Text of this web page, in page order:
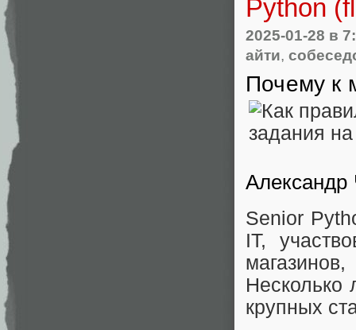
Python
2025-01-28 в
айти,
Почему к
Александр
Senior
IT,
Несколько
крупных